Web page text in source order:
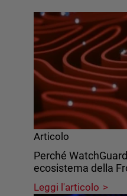
Articolo
Perché
ecosistema della
Leggi l'articolo